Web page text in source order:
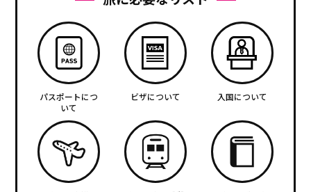
パスポートにつ
いて
ビザについて 入国について